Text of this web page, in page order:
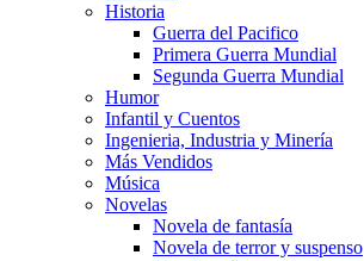
Historia
Guerra del Pacifico
Primera Guerra Mundial
Segunda Guerra Mundial
Humor
Infantil y Cuentos
Ingenieria, Industria y Minería
Más Vendidos
Música
Novelas
Novela de fantasía
Novela de terror y suspenso